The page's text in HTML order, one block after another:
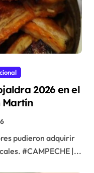
2026 en el
Martín
pudieron adquirir
#CAMPECHE |...